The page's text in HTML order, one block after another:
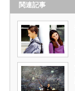
関連記事